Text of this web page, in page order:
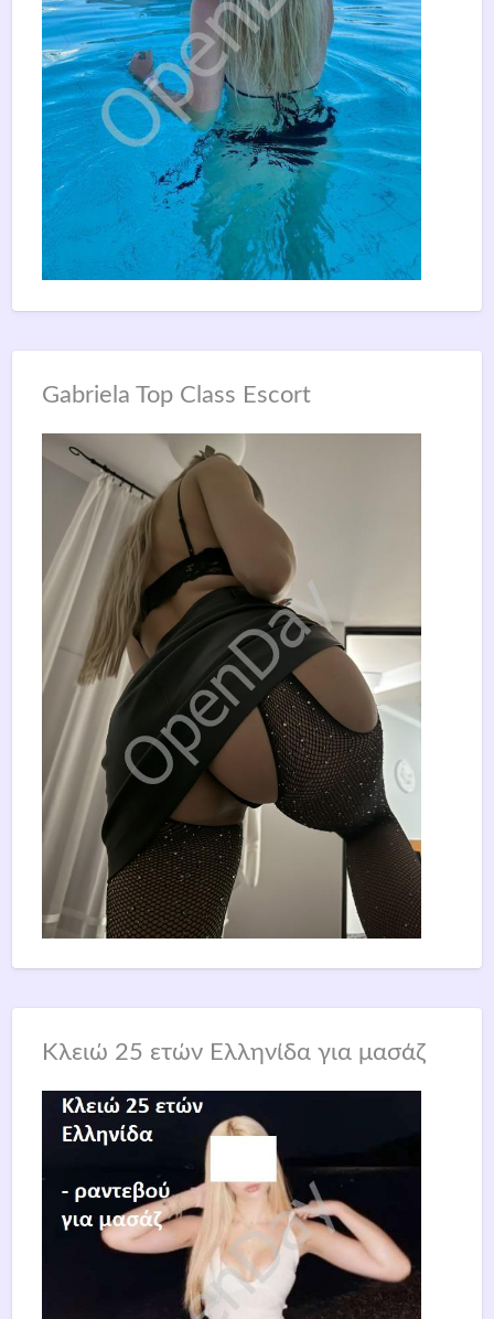
Gabriela Top Class Escort
Κλειώ 25 ετών Ελληνίδα για μασάζ